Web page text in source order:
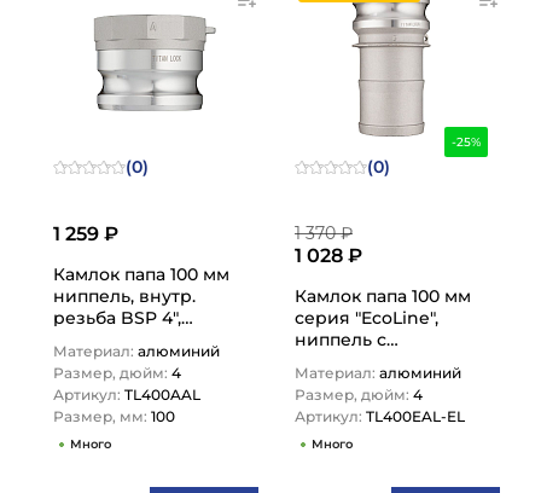
(0)
1 259 ₽
Камлок папа 100 мм
ниппель, внутр.
резьба BSP 4",
Материал: алюминий
Размер, дюйм: 4
Артикул: TL400AAL
Размер, мм: 100
Много
-25%
(0)
1 370 ₽
1 028 ₽
Камлок папа 100 мм
серия "EcoLine",
ниппель с
TL400EAL-EL TITAN
LOCK
Материал: алюминий
Размер, дюйм: 4
Артикул: TL400EAL-EL
Много